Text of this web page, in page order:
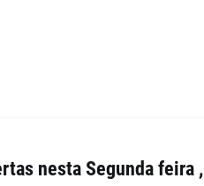
nesta Segunda feira ,